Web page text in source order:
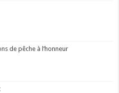
de pêche à l’honneur